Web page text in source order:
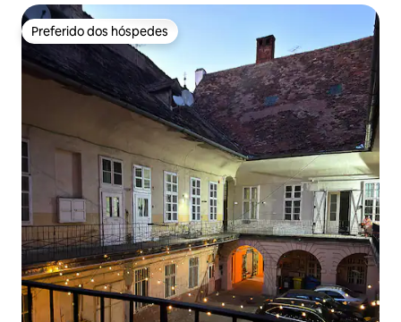
Preferido dos hóspedes
Preferido dos hóspedes